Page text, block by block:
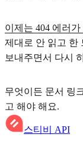
이제는 404 에러
제대로 안 읽고 한
보내주면서 다시
무엇이든 문서 링
고 해야 해요.
스티비 API